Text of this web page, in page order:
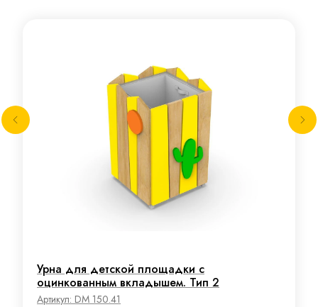
Урна для детской площадки с
оцинкованным вкладышем. Тип 2
Артикул: DM 150.41